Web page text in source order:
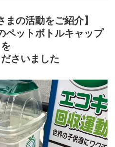
まの活動をご紹介】
ペットボトルキャップ
を
さいました